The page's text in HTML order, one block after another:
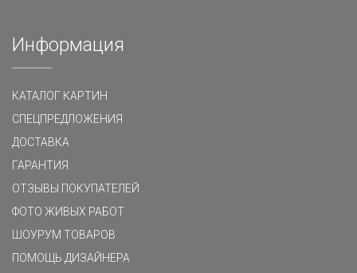
Информация
КАТАЛОГ КАРТИН
СПЕЦПРЕДЛОЖЕНИЯ
ДОСТАВКА
ГАРАНТИЯ
ОТЗЫВЫ ПОКУПАТЕЛЕЙ
ФОТО ЖИВЫХ РАБОТ
ШОУРУМ ТОВАРОВ
ПОМОЩЬ ДИЗАЙНЕРА